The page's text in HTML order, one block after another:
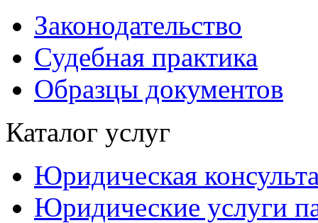
Законодательство
Судебная практика
Образцы документов
Каталог услуг
Юридическая
Юридические услуги